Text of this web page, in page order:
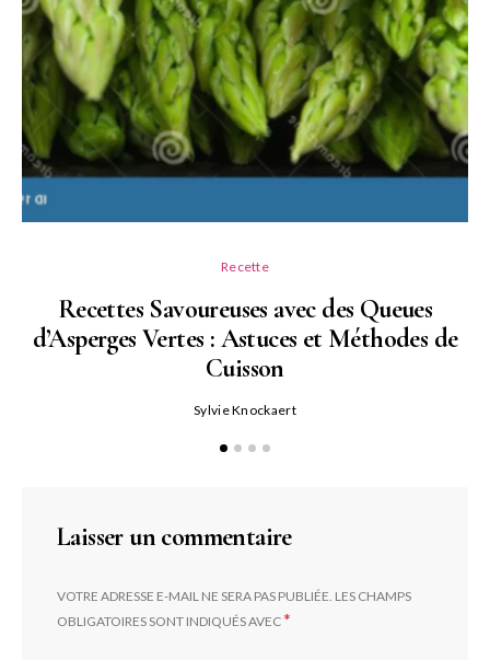
Recette
Recettes Savoureuses avec des Queues
d’Asperges Vertes : Astuces et Méthodes de
Cuisson
Sylvie Knockaert
Laisser un commentaire
VOTRE ADRESSE E-MAIL NE SERA PAS PUBLIÉE. LES CHAMPS
OBLIGATOIRES SONT INDIQUÉS AVEC*